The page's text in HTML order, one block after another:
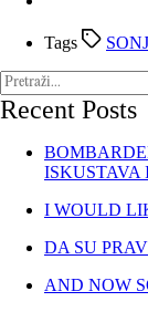
Tags
Recent Posts
ISKUSTAVA
I WOULD
DA SU
AND NOW